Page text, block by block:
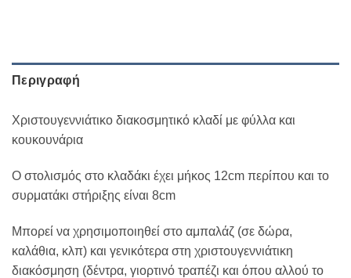
Περιγραφή
Χριστουγεννιάτικο διακοσμητικό κλαδί με φύλλα και
κουκουνάρια
Ο στολισμός στο κλαδάκι έχει μήκος 12cm περίπου και το
συρματάκι στήριξης είναι 8cm
Μπορεί να χρησιμοποιηθεί στο αμπαλάζ (σε δώρα,
καλάθια, κλπ) και γενικότερα στη χριστουγεννιάτικη
διακόσμηση (δέντρα, γιορτινό τραπέζι και όπου αλλού το